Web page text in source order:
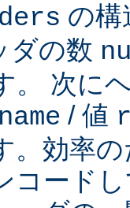
の構
ダの数
。 次に
/ 値
。効率
コード